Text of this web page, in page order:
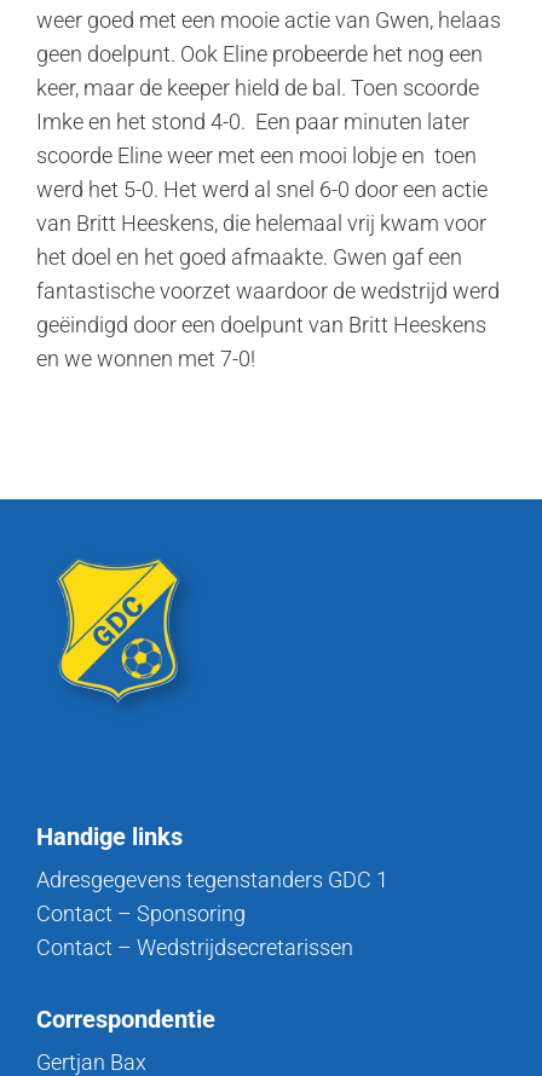
weer goed met een mooie actie van Gwen, helaas
geen doelpunt. Ook Eline probeerde het nog een
keer, maar de keeper hield de bal. Toen scoorde
Imke en het stond 4-0. Een paar minuten later
scoorde Eline weer met een mooi lobje en toen
werd het 5-0. Het werd al snel 6-0 door een actie
van Britt Heeskens, die helemaal vrij kwam voor
het doel en het goed afmaakte. Gwen gaf een
fantastische voorzet waardoor de wedstrijd werd
geëindigd door een doelpunt van Britt Heeskens
en we wonnen met 7-0!
Handige links
Adresgegevens tegenstanders GDC 1
Contact – Sponsoring
Contact – Wedstrijdsecretarissen
Correspondentie
Gertjan Bax